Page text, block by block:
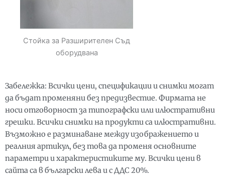
Стойка за Разширителен Съд
оборудвана
Забележка: Всички цени, спецификации и снимки могат
да бъдат променяни без предизвестие. Фирмата не
носи отговорност за типографски или илюстративни
грешки. Всички снимки на продукти са илюстративни.
Възможно е разминаване между изображението и
реалния артикул, без това да променя основните
параметри и характеристиките му. Всички цени в
сайта са в български лева и с ДДС 20%.